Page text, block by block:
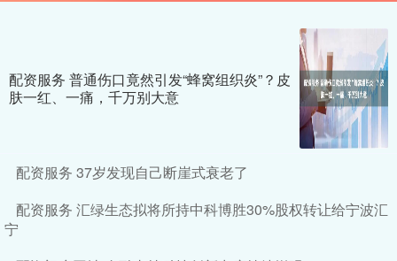
配资服务 普通伤口竟然引发“蜂窝组织炎”？皮
肤一红、一痛，千万别大意
配资服务 37岁发现自己断崖式衰老了
配资服务 汇绿生态拟将所持中科博胜30%股权转让给宁波汇
宁